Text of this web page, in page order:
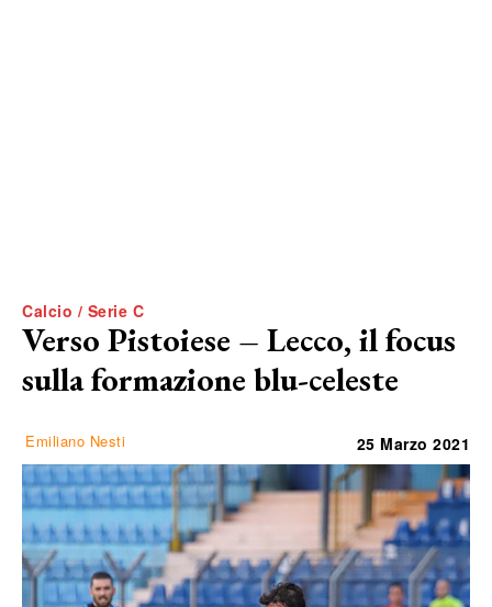
Calcio / Serie C
Verso Pistoiese – Lecco, il focus
sulla formazione blu-celeste
Emiliano Nesti 25 Marzo 2021